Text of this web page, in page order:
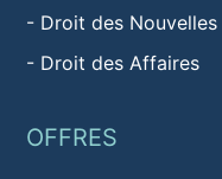
- Droit des
- Droit des Affaires
OFFRES